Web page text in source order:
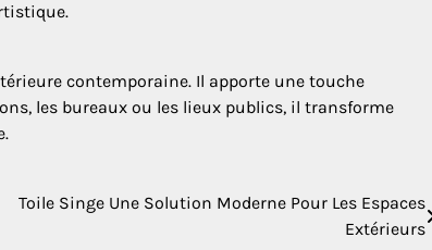
contemporaine. Il apporte une touche
les bureaux ou les lieux publics, il transforme
Toile Singe Une Solution Moderne Pour Les Espaces
Extérieurs